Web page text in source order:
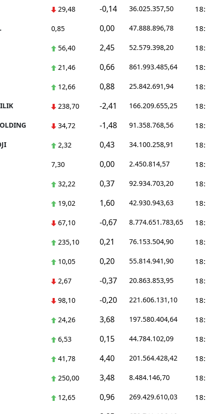
Hakkari
Hatay
Muğla
Muş
29,48 -0,14 36.025.357,50
0,85 0,00 47.888.896,78
56,40 2,45 52.579.398,20
21,46 0,66 861.993.485,64
12,66 0,88 25.842.691,94
238,70 -2,41 166.209.655,25
34,72 -1,48 91.358.768,56
2,32 0,43 34.100.258,91
7,30 0,00 2.450.814,57
32,22 0,37 92.934.703,20
19,02 1,60 42.930.943,63
67,10 -0,67 8.774.651.783,65
235,10 0,21 76.153.504,90
10,05 0,20 55.814.941,90
2,67 -0,37 20.863.853,95
98,10 -0,20 221.606.131,10
24,26 3,68 197.580.404,64
6,53 0,15 44.784.102,09
41,78 4,40 201.564.428,42
250,00 3,48 8.484.146,70
12,65 0,96 269.429.610,03